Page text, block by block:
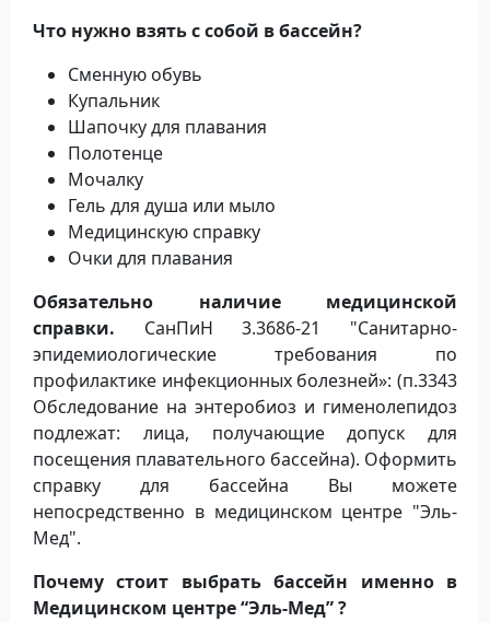
Что нужно взять с собой в бассейн?
Сменную обувь
Купальник
Шапочку для плавания
Полотенце
Мочалку
Гель для душа или мыло
Медицинскую справку
Очки для плавания
Обязательно наличие медицинской
справки. СанПиН 3.3686-21 "Санитарно-
эпидемиологические требования по
профилактике инфекционных болезней»: (п.3343
Обследование на энтеробиоз и гименолепидоз
подлежат: лица, получающие допуск для
посещения плавательного бассейна). Оформить
справку для бассейна Вы можете
непосредственно в медицинском центре "Эль-
Мед".
Почему стоит выбрать бассейн именно в
Медицинском центре “Эль-Мед” ?